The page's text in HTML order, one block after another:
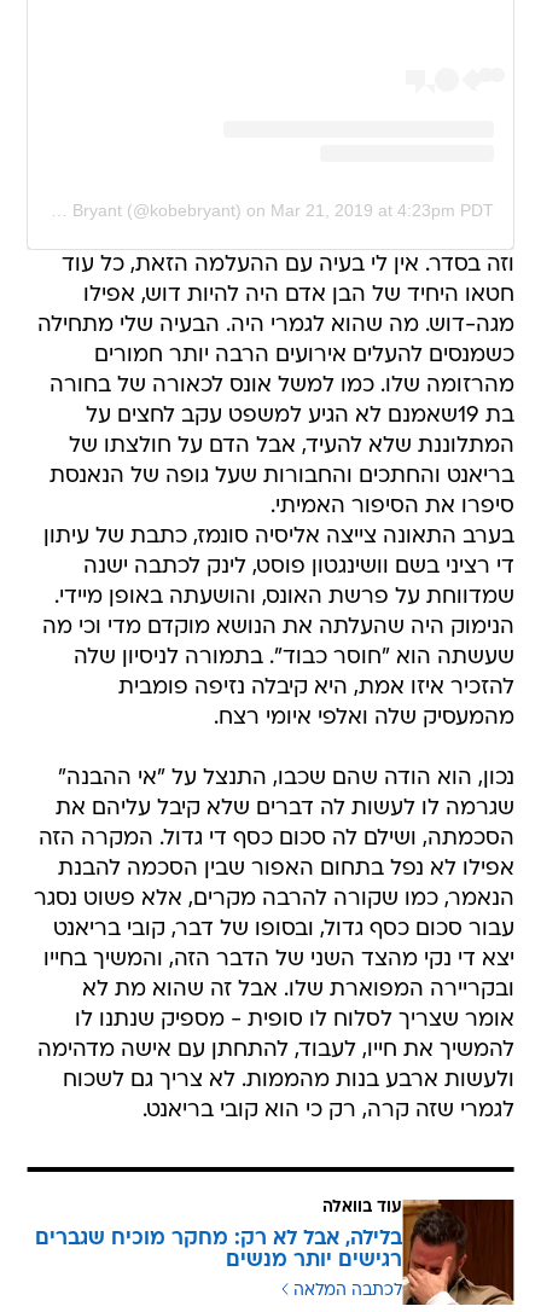
A post shared by Kobe Bryant (@kobebryant) on Mar 21, 2019 at 4:23pm PDT
וזה בסדר. אין לי בעיה עם ההעלמה הזאת, כל עוד
חטאו היחיד של הבן אדם היה להיות דוש, אפילו
מגה-דוש. מה שהוא לגמרי היה. הבעיה שלי מתחילה
כשמנסים להעלים אירועים הרבה יותר חמורים
מהרזומה שלו. כמו למשל אונס לכאורה של בחורה
בת 19שאמנם לא הגיע למשפט עקב לחצים על
המתלוננת שלא להעיד, אבל הדם על חולצתו של
בריאנט והחתכים והחבורות שעל גופה של הנאנסת
סיפרו את הסיפור האמיתי.
בערב התאונה צייצה אליסיה סונמז, כתבת של עיתון
די רציני בשם וושינגטון פוסט, לינק לכתבה ישנה
שמדווחת על פרשת האונס, והושעתה באופן מיידי.
הנימוק היה שהעלתה את הנושא מוקדם מדי וכי מה
שעשתה הוא "חוסר כבוד". בתמורה לניסיון שלה
להזכיר איזו אמת, היא קיבלה נזיפה פומבית
מהמעסיק שלה ואלפי איומי רצח.
נכון, הוא הודה שהם שכבו, התנצל על "אי ההבנה"
שגרמה לו לעשות לה דברים שלא קיבל עליהם את
הסכמתה, ושילם לה סכום כסף די גדול. המקרה הזה
אפילו לא נפל בתחום האפור שבין הסכמה להבנת
הנאמר, כמו שקורה להרבה מקרים, אלא פשוט נסגר
עבור סכום כסף גדול, ובסופו של דבר, קובי בריאנט
יצא די נקי מהצד השני של הדבר הזה, והמשיך בחייו
ובקריירה המפוארת שלו. אבל זה שהוא מת לא
אומר שצריך לסלוח לו סופית - מספיק שנתנו לו
להמשיך את חייו, לעבוד, להתחתן עם אישה מדהימה
ולעשות ארבע בנות מהממות. לא צריך גם לשכוח
לגמרי שזה קרה, רק כי הוא קובי בריאנט.
עוד בוואלה
בלילה, אבל לא רק: מחקר מוכיח שגברים
רגישים יותר מנשים
לכתבה המלאה